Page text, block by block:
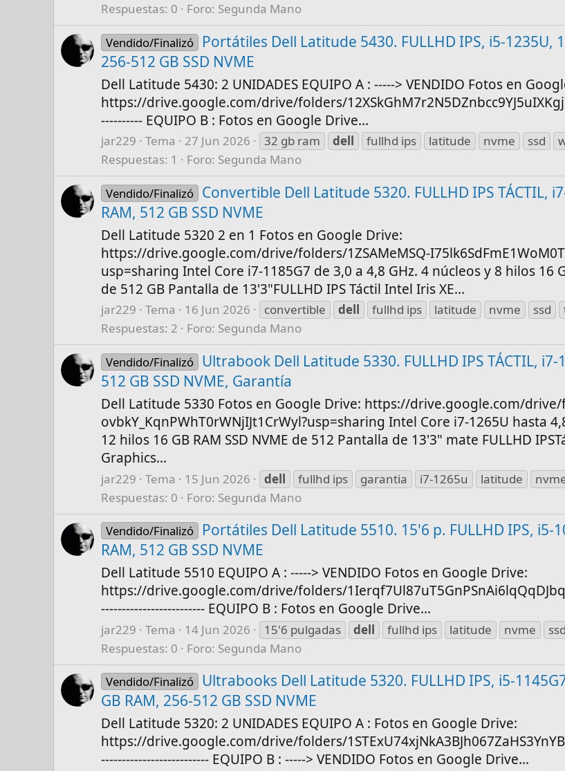
Respuestas: 0
Foro: Segunda Mano
Vendido/Finalizó
Portátiles Dell Latitude 5430. FULLHD IPS, i5-1235U,
256-512 GB SSD NVME
Dell Latitude 5430: 2 UNIDADES EQUIPO A : -----> VENDIDO Fotos en
https://drive.google.com/drive/folders/
---------- EQUIPO B : Fotos en Google Drive...
jar229 Tema 27 Jun 2026 32 gb ram dell fullhd ips latitude nvme ssd
Respuestas: 1
Foro: Segunda Mano
Vendido/Finalizó Convertible Dell Latitude 5320. FULLHD IPS TÁCTIL,
RAM, 512 GB SSD NVME
Dell Latitude 5320 2 en 1 Fotos en Google Drive:
https://drive.google.com/drive/folders/1ZSAMeMSQ-
usp=sharing Intel Core i7-1185G7 de 3,0 a 4,8 GHz. 4 núcleos y 8 hilos 16
de 512 GB Pantalla de 13'3"FULLHD IPS Táctil Intel Iris XE...
jar229 Tema 16 Jun 2026 convertible dell fullhd ips latitude nvme ssd
Respuestas: 2
Foro: Segunda Mano
Vendido/Finalizó Ultrabook Dell Latitude 5330. FULLHD IPS TÁCTIL, i7-
512 GB SSD NVME, Garantía
Dell Latitude 5330 Fotos en Google Drive: https://drive.google.com/
ovbkY_KqnPWhT0rWNjIJt1CrWyl?usp=sharing Intel Core i7-1265U hasta
12 hilos 16 GB RAM SSD NVME de 512 Pantalla de 13'3" mate FULLHD
Graphics...
jar229 Tema 15 Jun 2026 dell fullhd ips garantia i7-1265u latitude
Respuestas: 0
Foro: Segunda Mano
Vendido/Finalizó
Portátiles Dell Latitude 5510. 15'6 p. FULLHD IPS, i5-
RAM, 512 GB SSD NVME
Dell Latitude 5510 EQUIPO A : -----> VENDIDO Fotos en Google Drive:
https://drive.google.com/drive/folders/
------------------------- EQUIPO B : Fotos en Google Drive...
jar229 Tema 14 Jun 2026 15'6 pulgadas dell fullhd ips latitude nvme ssd
Respuestas: 0
Foro: Segunda Mano
Vendido/Finalizó Ultrabooks Dell Latitude 5320. FULLHD IPS, i5-
GB RAM, 256-512 GB SSD NVME
Dell Latitude 5320: 2 UNIDADES EQUIPO A : Fotos en Google Drive:
https://drive.google.com/drive/folders/
-------------------------- EQUIPO B : -----> VENDIDO Fotos en Google Drive...